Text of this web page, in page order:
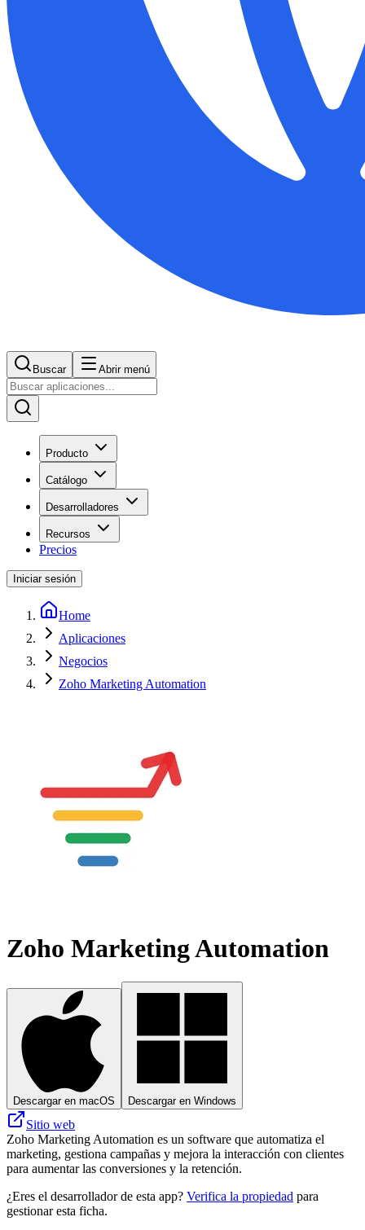
Buscar Abrir menú
Producto
Catálogo
Desarrolladores
Recursos
Precios
Iniciar sesión
Home
Aplicaciones
Negocios
Zoho Marketing Automation
Zoho Marketing Automation
Descargar en macOS Descargar en Windows
Sitio web
Zoho Marketing Automation es un software que automatiza el
marketing, gestiona campañas y mejora la interacción con clientes
para aumentar las conversiones y la retención.
¿Eres el desarrollador de esta app? Verifica la propiedad para
gestionar esta ficha.